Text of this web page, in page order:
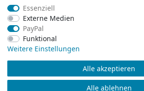
Durchschnittliche Bewertung von
Bewertungsgrundlage des Anbieters: 5 Verkaufs-
© Copyright 2026 klamato.de | Alle
Essenziell
Externe Medien
PayPal
Funktional
Weitere Einstellungen
Alle akzeptieren
Alle ablehnen
Essenziell
Externe Medien
PayPal
Funktional
Weitere Einstellungen
Alle akzeptieren
Alle ablehnen